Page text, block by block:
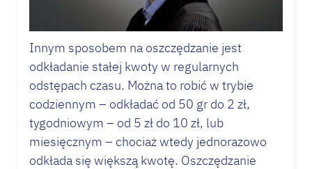
Innym sposobem na oszczędzanie jest
odkładanie stałej kwoty w regularnych
odstępach czasu. Można to robić w trybie
codziennym – odkładać od 50 gr do 2 zł,
tygodniowym – od 5 zł do 10 zł, lub
miesięcznym – chociaż wtedy jednorazowo
odkłada się większą kwotę. Oszczędzanie